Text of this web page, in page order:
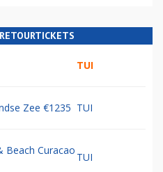
TUI
Zee €1235 TUI
Beach Curacao
TUI